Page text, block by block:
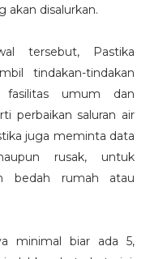
akan disalurkan.
tersebut, Pastika
tindakan-tindakan
fasilitas umum dan
perbaikan saluran air
juga meminta data
rusak, untuk
bedah rumah atau
minimal biar ada 5,